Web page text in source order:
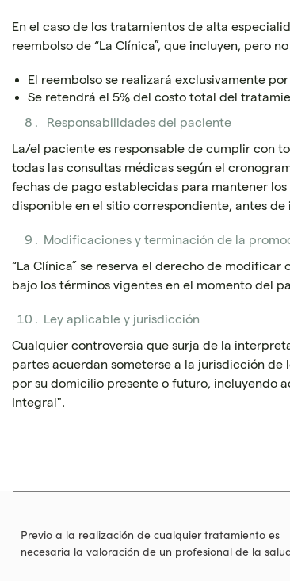
En el caso de los tratamientos de alta
reembolso de “La Clínica”, que incluyen, pero
El reembolso se realizará exclusivamente
Se retendrá el 5% del costo total del
Responsabilidades del paciente
La/el paciente es responsable de cumplir con
todas las consultas médicas según el
fechas de pago establecidas para mantener
disponible en el sitio correspondiente, antes
Modificaciones y terminación de la
“La Clínica” se reserva el derecho de
bajo los términos vigentes en el momento del
Ley aplicable y jurisdicción
Cualquier controversia que surja de la
partes acuerdan someterse a la jurisdicción
por su domicilio presente o futuro, incluyendo
Integral".
Previo a la realización de cualquier tratamiento es
necesaria la valoración de un profesional de la